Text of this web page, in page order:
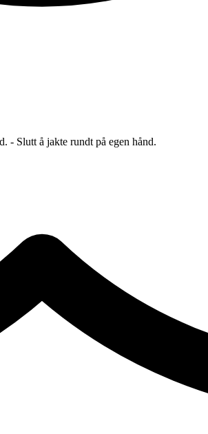
- Slutt å jakte rundt på egen hånd.